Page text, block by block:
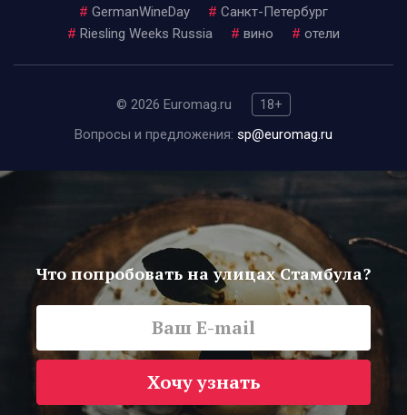
# GermanWineDay # Санкт-Петербург
# Riesling Weeks Russia # вино # отели
© 2026 Euromag.ru
18+
Вопросы и предложения: sp@euromag.ru
Что попробовать на улицах Стамбула?
Хочу узнать